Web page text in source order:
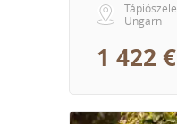
Tápiószele
Ungarn
1 422 €